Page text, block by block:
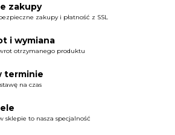
zakupy
zakupy i płatność z SSL
i wymiana
otrzymanego produktu
terminie
na czas
sklepie to nasza specjalność